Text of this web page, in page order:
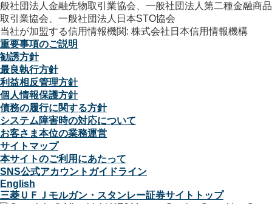
般社団法人金融先物取引業協会、一般社団法人第二種金融商品
取引業協会、一般社団法人日本STO協会
当社が加盟する信用情報機関: 株式会社日本信用情報機構
重要事項のご説明
勧誘方針
最良執行方針
利益相反管理方針
個人情報保護方針
債務の履行に関する方針
システム障害時の対応について
お客さま本位の業務運営
サイトマップ
本サイトのご利用にあたって
SNS公式アカウントガイドライン
English
三菱ＵＦＪモルガン・スタンレー証券サイトトップ